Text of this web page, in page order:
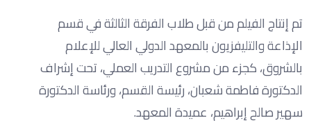
تم إنتاج الفيلم من قبل طلاب الفرقة الثالثة في قسم
الإذاعة والتليفزيون بالمعهد الدولي العالي للإعلام
بالشروق، كجزء من مشروع التدريب العملي، تحت إشراف
الدكتورة فاطمة شعبان، رئيسة القسم، ورئاسة الدكتورة
سهير صالح إبراهيم، عميدة المعهد.